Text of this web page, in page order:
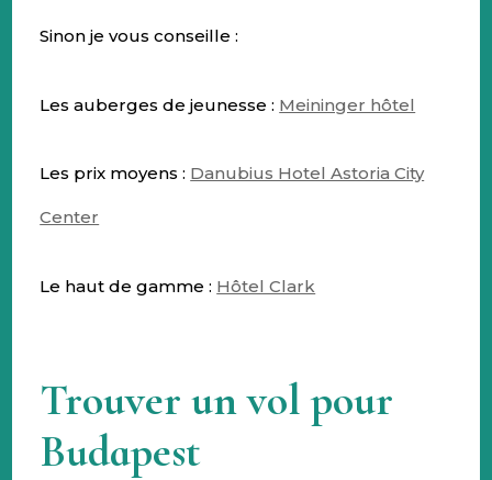
Sinon je vous conseille :
Les auberges de jeunesse : Meininger hôtel
Les prix moyens : Danubius Hotel Astoria City
Center
Le haut de gamme : Hôtel Clark
Trouver un vol pour
Budapest